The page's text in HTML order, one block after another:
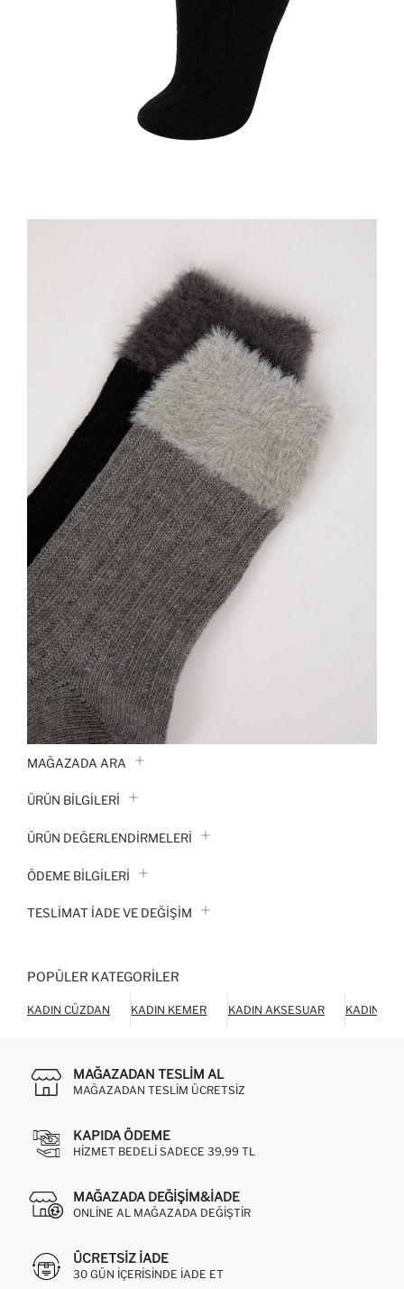
MAĞAZADA ARA
ÜRÜN BILGILERI
ÜRÜN DEĞERLENDİRMELERİ
ÖDEME BİLGİLERİ
TESLIMAT İADE VE DEĞIŞIM
POPÜLER KATEGORILER
KADIN CÜZDAN KADIN KEMER KADIN AKSESUAR KADIN
MAĞAZADAN TESLIM AL
MAĞAZADAN TESLIM ÜCRETSIZ
KAPIDA ÖDEME
HIZMET BEDELI SADECE 39,99 TL
MAĞAZADA DEĞIŞIM&İADE
ONLINE AL MAĞAZADA DEĞIŞTIR
ÜCRETSIZ IADE
30 GÜN IÇERISINDE IADE ET